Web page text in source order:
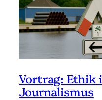
Vortrag: Ethik
Journalismus